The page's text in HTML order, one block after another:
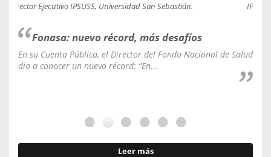
Director Ejecutivo IPSUSS, Universidad San Sebastián.
Fonasa: nuevo récord, más desafíos
En su Cuenta Pública, el Director del Fondo Nacional de Salud
dio a conocer un nuevo récord: “En...
Leer más